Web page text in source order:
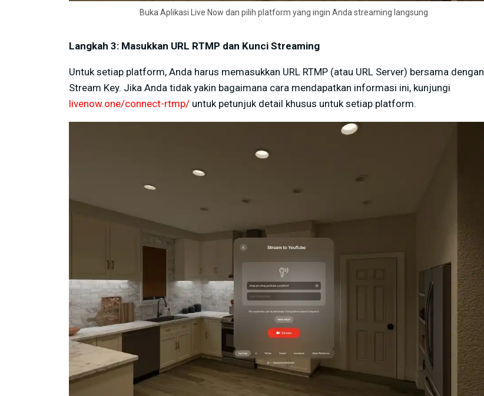
Buka Aplikasi Live Now dan pilih platform yang ingin Anda streaming langsung
Langkah 3: Masukkan URL RTMP dan Kunci Streaming
Untuk setiap platform, Anda harus memasukkan URL RTMP (atau URL Server) bersama dengan
Stream Key. Jika Anda tidak yakin bagaimana cara mendapatkan informasi ini, kunjungi
livenow.one/connect-rtmp/ untuk petunjuk detail khusus untuk setiap platform.